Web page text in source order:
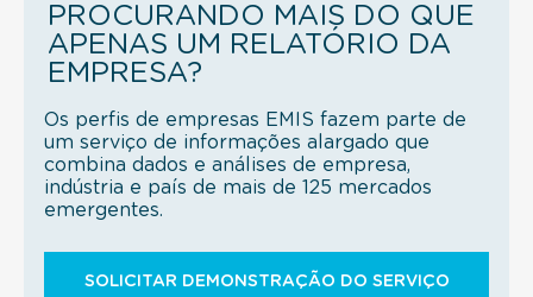
PROCURANDO MAIS DO QUE
APENAS UM RELATÓRIO DA
EMPRESA?
Os perfis de empresas EMIS fazem parte de
um serviço de informações alargado que
combina dados e análises de empresa,
indústria e país de mais de 125 mercados
emergentes.
SOLICITAR DEMONSTRAÇÃO DO SERVIÇO